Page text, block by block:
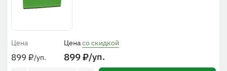
Цена
899 ₽/уп.
Ценасо скидкой
899₽/уп.